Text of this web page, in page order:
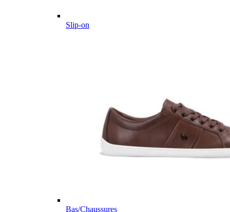
Slip-on
Bas/Chaussures